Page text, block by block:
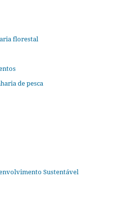
florestal
de pesca
Sustentável